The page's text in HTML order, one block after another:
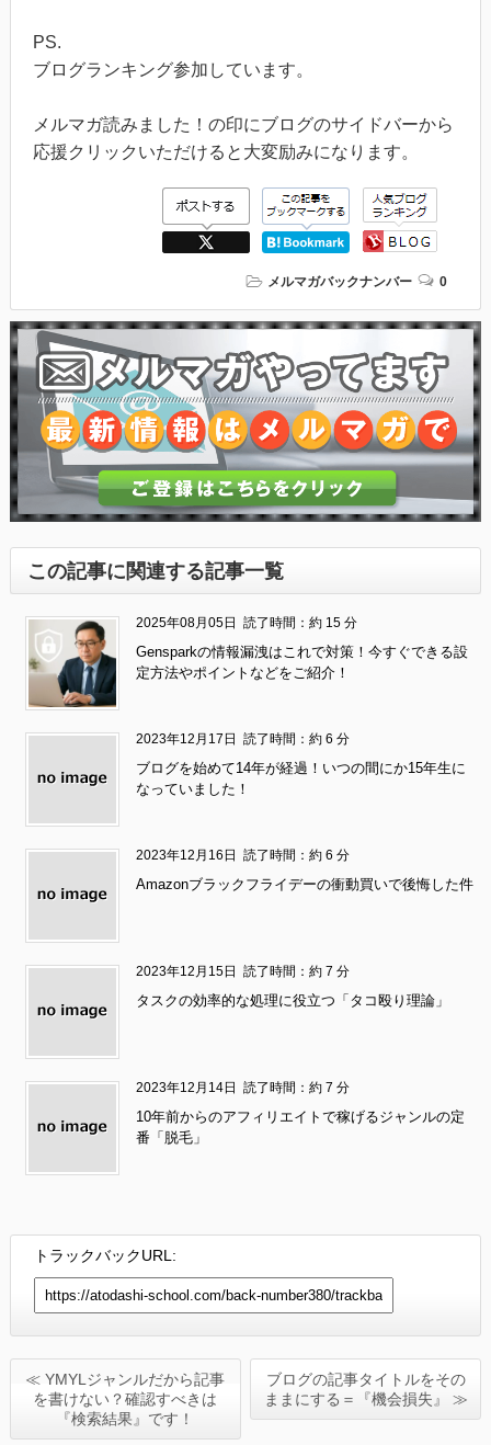
PS.
ブログランキング参加しています。
メルマガ読みました！の印にブログのサイドバーから
応援クリックいただけると大変励みになります。
メルマガバックナンバー 0
この記事に関連する記事一覧
2025年08月05日読了時間：約 15 分
Gensparkの情報漏洩はこれで対策！今すぐできる設
定方法やポイントなどをご紹介！
2023年12月17日読了時間：約 6 分
ブログを始めて14年が経過！いつの間にか15年生に
なっていました！
2023年12月16日読了時間：約 6 分
Amazonブラックフライデーの衝動買いで後悔した件
2023年12月15日読了時間：約 7 分
タスクの効率的な処理に役立つ「タコ殴り理論」
2023年12月14日読了時間：約 7 分
10年前からのアフィリエイトで稼げるジャンルの定
番「脱毛」
トラックバックURL:
≪ YMYLジャンルだから記事
を書けない？確認すべきは
『検索結果』です！
ブログの記事タイトルをその
ままにする＝『機会損失』 ≫